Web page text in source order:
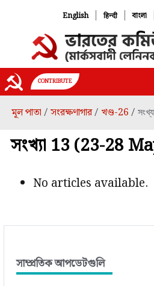
English | हिन्दी | বাংলা
CONTRIBUTE
মূল পাতা / সংরক্ষণাগার/ খণ্ড-26 /
সংখ্যা 13 (23-28
No articles available.
সাম্প্রতিক আপডেটগুলি